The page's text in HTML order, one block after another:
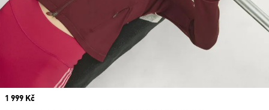
Price
1 999 Kč